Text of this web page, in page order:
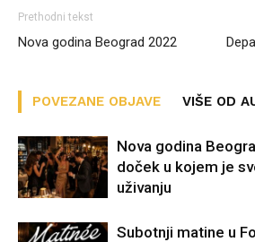
Prethodni tekst
Nova godina Beograd 2022
POVEZANE OBJAVE VIŠE OD
Nova godina
doček u kojem je
uživanju
Subotnji matine u